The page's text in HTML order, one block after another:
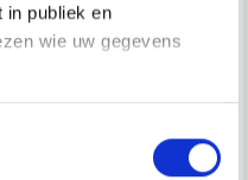
in publiek en
wie uw gegevens
geografische locatie, die
Stelle